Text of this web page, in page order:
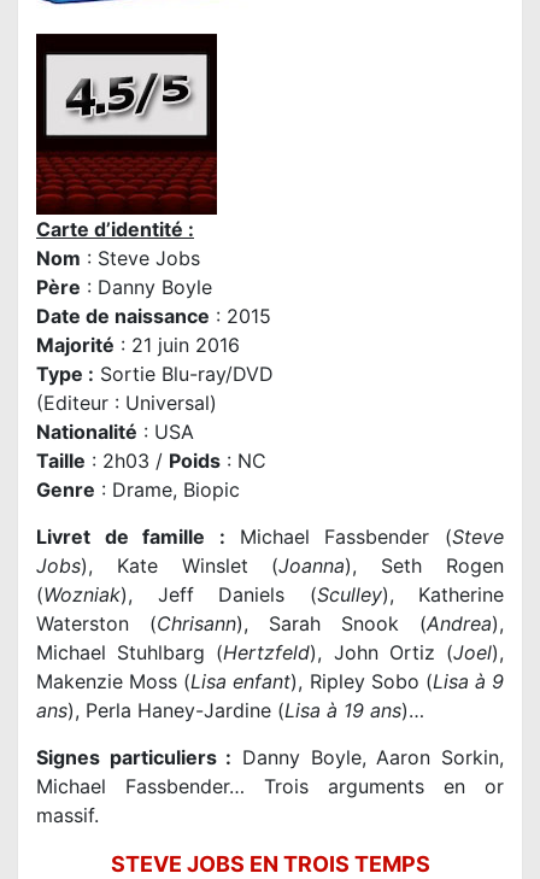
Carte d’identité :
Nom : Steve Jobs
Père : Danny Boyle
Date de naissance : 2015
Majorité : 21 juin 2016
Type : Sortie Blu-ray/DVD
(Editeur : Universal)
Nationalité : USA
Taille : 2h03 / Poids : NC
Genre : Drame, Biopic
Livret de famille : Michael Fassbender (Steve
Jobs), Kate Winslet (Joanna), Seth Rogen
(Wozniak), Jeff Daniels (Sculley), Katherine
Waterston (Chrisann), Sarah Snook (Andrea),
Michael Stuhlbarg (Hertzfeld), John Ortiz (Joel),
Makenzie Moss (Lisa enfant), Ripley Sobo (Lisa à 9
ans), Perla Haney-Jardine (Lisa à 19 ans)…
Signes particuliers : Danny Boyle, Aaron Sorkin,
Michael Fassbender… Trois arguments en or
massif.
STEVE JOBS EN TROIS TEMPS